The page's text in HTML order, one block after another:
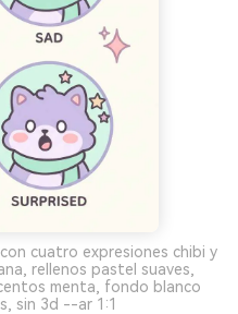
cuatro expresiones chibi y
rellenos pastel suaves,
menta, fondo blanco
sin 3d --ar 1:1